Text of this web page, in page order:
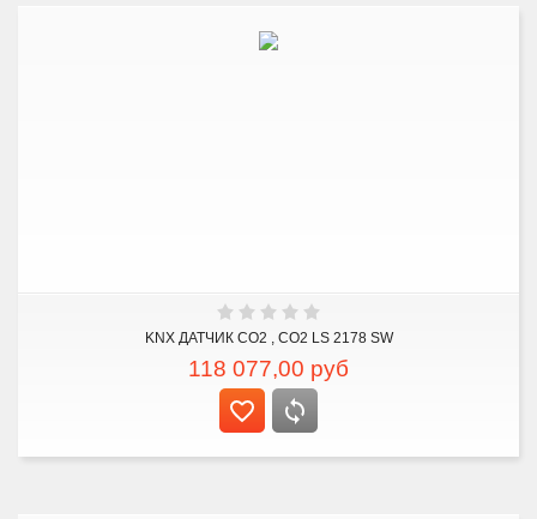
KNX ДАТЧИК CO2 , CO2 LS 2178 SW
118 077,00 руб